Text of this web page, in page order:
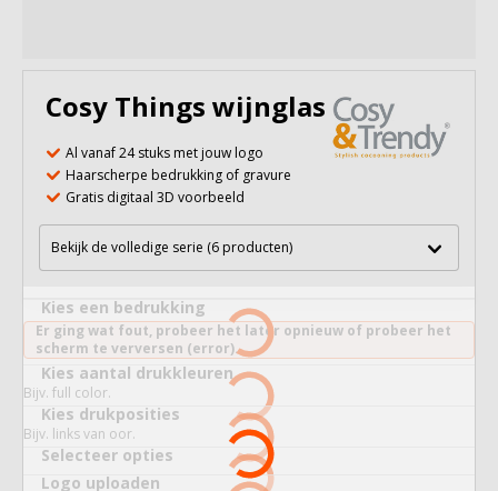
Cosy Things wijnglas 480 ml
Al vanaf 24 stuks met jouw logo
Haarscherpe bedrukking of gravure
Gratis digitaal 3D voorbeeld
Bekijk de volledige serie (6 producten)
Kies een bedrukking
Er ging wat fout, probeer het later opnieuw of probeer het
scherm te verversen (error).
Kies aantal drukkleuren
Bijv. full color.
Kies drukposities
Bijv. links van oor.
Selecteer opties
Logo uploaden